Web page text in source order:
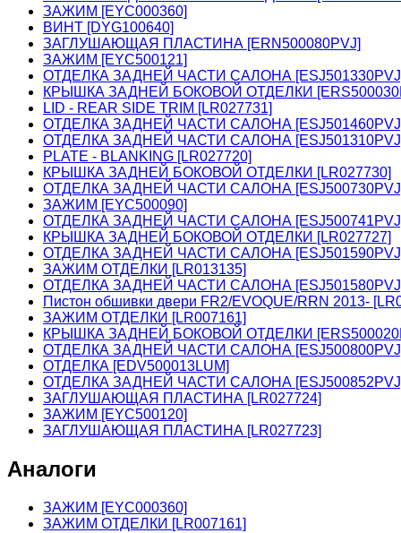
ЗАЖИМ [EYC000360]
ВИНТ [DYG100640]
ЗАГЛУШАЮЩАЯ ПЛАСТИНА [ERN500080PVJ]
ЗАЖИМ [EYC500121]
ОТДЕЛКА ЗАДНЕЙ ЧАСТИ САЛОНА
КРЫШКА ЗАДНЕЙ БОКОВОЙ ОТДЕЛКИ
LID - REAR SIDE TRIM [LR027731]
ОТДЕЛКА ЗАДНЕЙ ЧАСТИ САЛОНА
ОТДЕЛКА ЗАДНЕЙ ЧАСТИ САЛОНА
PLATE - BLANKING [LR027720]
КРЫШКА ЗАДНЕЙ БОКОВОЙ ОТДЕЛКИ [LR027730]
ОТДЕЛКА ЗАДНЕЙ ЧАСТИ САЛОНА
ЗАЖИМ [EYC500090]
ОТДЕЛКА ЗАДНЕЙ ЧАСТИ САЛОНА
КРЫШКА ЗАДНЕЙ БОКОВОЙ ОТДЕЛКИ [LR027727]
ОТДЕЛКА ЗАДНЕЙ ЧАСТИ САЛОНА
ЗАЖИМ ОТДЕЛКИ [LR013135]
ОТДЕЛКА ЗАДНЕЙ ЧАСТИ САЛОНА
Пистон обшивки двери FR2/EVOQUE/RRN 2013-
ЗАЖИМ ОТДЕЛКИ [LR007161]
КРЫШКА ЗАДНЕЙ БОКОВОЙ ОТДЕЛКИ
ОТДЕЛКА ЗАДНЕЙ ЧАСТИ САЛОНА
ОТДЕЛКА [EDV500013LUM]
ОТДЕЛКА ЗАДНЕЙ ЧАСТИ САЛОНА
ЗАГЛУШАЮЩАЯ ПЛАСТИНА [LR027724]
ЗАЖИМ [EYC500120]
ЗАГЛУШАЮЩАЯ ПЛАСТИНА [LR027723]
Аналоги
ЗАЖИМ [EYC000360]
ЗАЖИМ ОТДЕЛКИ [LR007161]